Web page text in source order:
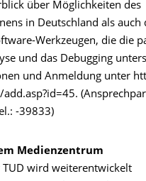
über Möglichkeiten des
in Deutschland als auch
Werkzeugen, die die
und das Debugging
und Anmeldung unter
-39833)
Medienzentrum
wird weiterentwickelt